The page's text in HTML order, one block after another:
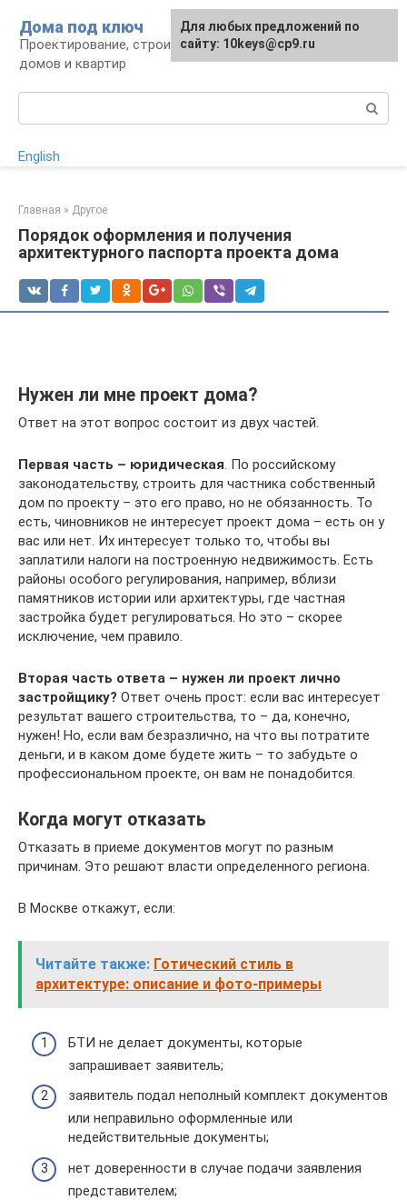
контенту
Дома под ключ
Проектирование, строительство и отделка
домов и квартир
English
Главная » Другое
Порядок оформления и получения
архитектурного паспорта проекта дома
Нужен ли мне проект дома?
Ответ на этот вопрос состоит из двух частей.
Первая часть – юридическая. По российскому
законодательству, строить для частника собственный
дом по проекту – это его право, но не обязанность. То
есть, чиновников не интересует проект дома – есть он у
вас или нет. Их интересует только то, чтобы вы
заплатили налоги на построенную недвижимость. Есть
районы особого регулирования, например, вблизи
памятников истории или архитектуры, где частная
застройка будет регулироваться. Но это – скорее
исключение, чем правило.
Вторая часть ответа – нужен ли проект лично
застройщику? Ответ очень прост: если вас интересует
результат вашего строительства, то – да, конечно,
нужен! Но, если вам безразлично, на что вы потратите
деньги, и в каком доме будете жить – то забудьте о
профессиональном проекте, он вам не понадобится.
Когда могут отказать
Отказать в приеме документов могут по разным
причинам. Это решают власти определенного региона.
В Москве откажут, если:
Читайте также: Готический стиль в
архитектуре: описание и фото-примеры
БТИ не делает документы, которые
запрашивает заявитель;
заявитель подал неполный комплект документов
или неправильно оформленные или
недействительные документы;
нет доверенности в случае подачи заявления
представителем;
Для любых предложений по
сайту: 10keys@cp9.ru